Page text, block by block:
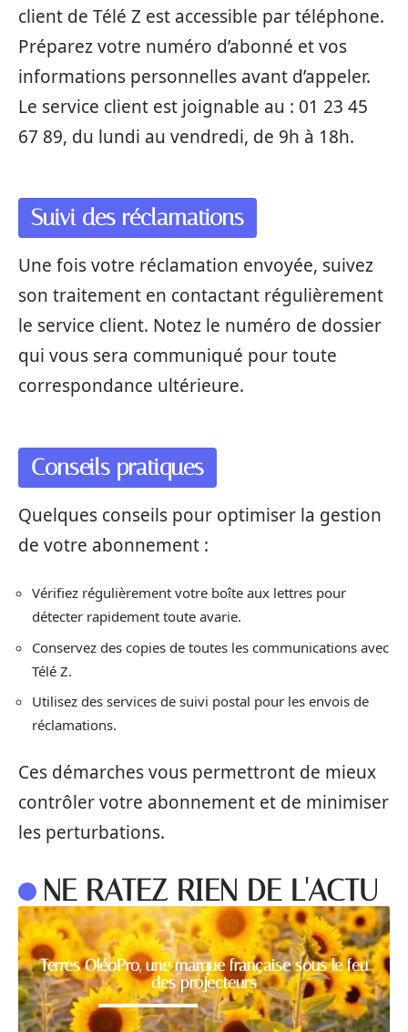
client de Télé Z est accessible par téléphone.
Préparez votre numéro d’abonné et vos
informations personnelles avant d’appeler.
Le service client est joignable au : 01 23 45
67 89, du lundi au vendredi, de 9h à 18h.
Suivi des réclamations
Une fois votre réclamation envoyée, suivez
son traitement en contactant régulièrement
le service client. Notez le numéro de dossier
qui vous sera communiqué pour toute
correspondance ultérieure.
Conseils pratiques
Quelques conseils pour optimiser la gestion
de votre abonnement :
Vérifiez régulièrement votre boîte aux lettres pour
détecter rapidement toute avarie.
Conservez des copies de toutes les communications avec
Télé Z.
Utilisez des services de suivi postal pour les envois de
réclamations.
Ces démarches vous permettront de mieux
contrôler votre abonnement et de minimiser
les perturbations.
NE RATEZ RIEN DE L'ACTU
Terres OléoPro, une marque française sous le feu
des projecteurs